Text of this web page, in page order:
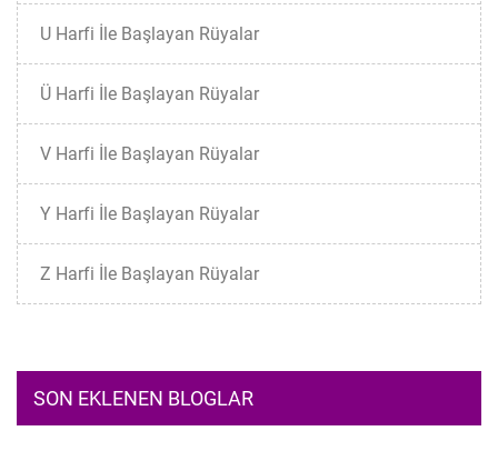
U Harfi İle Başlayan Rüyalar
Ü Harfi İle Başlayan Rüyalar
V Harfi İle Başlayan Rüyalar
Y Harfi İle Başlayan Rüyalar
Z Harfi İle Başlayan Rüyalar
SON EKLENEN BLOGLAR